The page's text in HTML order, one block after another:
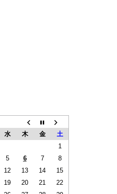
水 木 金
土
1
5 6 7
8
12 13 14
15
19 20 21
22